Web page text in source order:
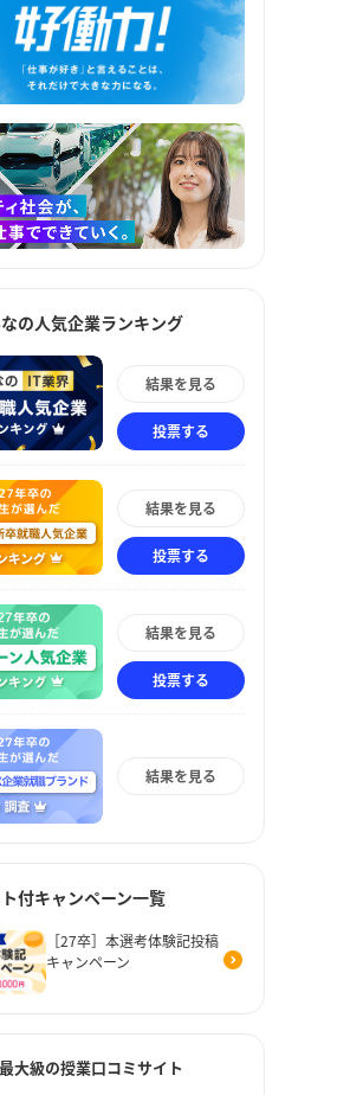
の人気企業ランキング
結果を見る
投票する
結果を見る
投票する
結果を見る
投票する
結果を見る
付キャンペーン一覧
［27卒］本選考体験記投稿
キャンペーン
大級の授業口コミサイト